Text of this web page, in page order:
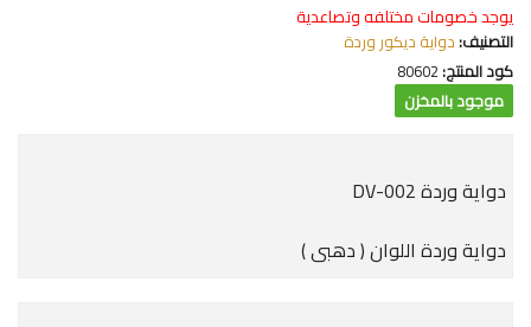
يوجد خصومات مختلفه وتصاعدية
التصنيف:دواية ديكور وردة
كود المنتج:80602
موجود بالمخزن
دواية وردة DV-002
دواية وردة اللوان ( دهبى )